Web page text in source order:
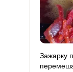
Зажарку